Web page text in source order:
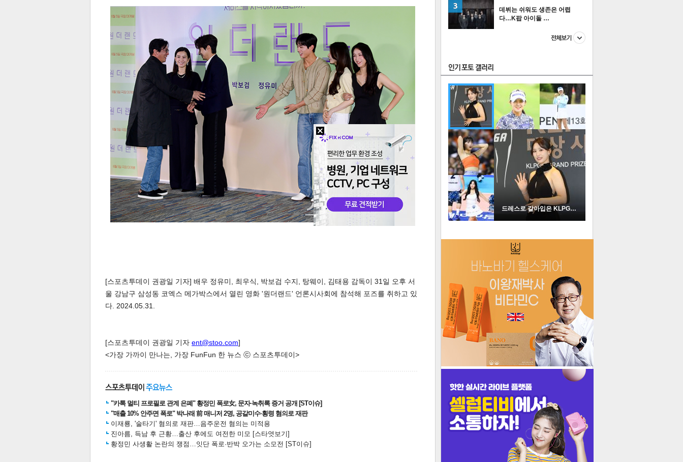
로그 즐겨찾기
최신 뉴스 스포츠 라이프 포토
만화
FOCUS
페이 트위 밴드 네이
댓글 텍스 텍스 url 복 인쇄
[스포츠투데이 권광일 기자] 배우 정유미, 최우식, 박보검 수지, 탕웨이, 김태용 감독이 31일 오후 서
울 강남구 삼성동 코엑스 메가박스에서 열린 영화 '원더랜드' 언론시사회에 참석해 포즈를 취하고 있
다. 2024.05.31.
[스포츠투데이 권광일 기자 ent@stoo.com]
<가장 가까이 만나는, 가장 FunFun 한 뉴스 ⓒ 스포츠투데이>
"카톡 멀티 프로필로 관계 은폐" 황정민 폭로女, 문자·녹취록 증거 공개 [ST이슈]
"매출 10% 안주면 폭로" 박나래 前 매니저 2명, 공갈미수·횡령 혐의로 재판
이재룡, '술타기' 혐의로 재판…음주운전 혐의는 미적용
진아름, 득남 후 근황…출산 후에도 여전한 미모 [스타엿보기]
황정민 사생활 논란의 쟁점…잇단 폭로·반박 오가는 소모전 [ST이슈]
많이 본 뉴스
연예
스포츠 포토
2
데뷔는 쉬워도 생존은 어렵
다…K팝 아이돌 …
더보기
인기포토
드레스로 갈아입은 KLPGA …